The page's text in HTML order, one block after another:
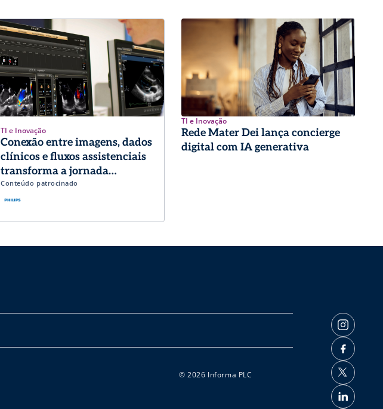
TI e Inovação
Conexão entre imagens, dados
clínicos e fluxos assistenciais
transforma a jornada
diagnóstica em Cardiologia
Conteúdo patrocinado
TI e Inovação
Rede Mater Dei lança concierge
digital com IA generativa
© 2026 Informa PLC